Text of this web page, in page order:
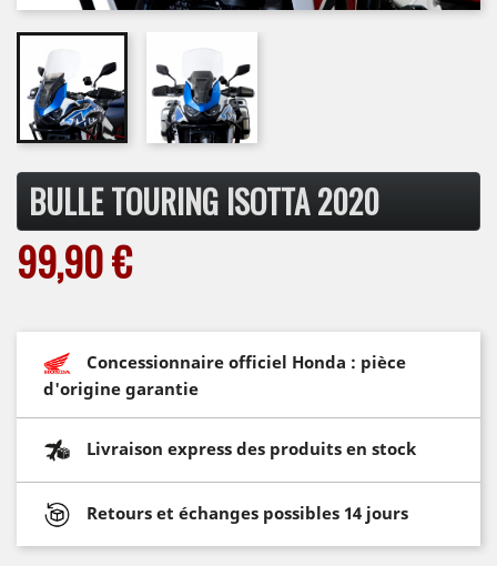
BULLE TOURING ISOTTA 2020
99,90 €
Concessionnaire officiel Honda : pièce
d'origine garantie
Livraison express des produits en stock
Retours et échanges possibles 14 jours